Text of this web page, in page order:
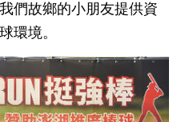
們故鄉的小朋友提供資
環境。